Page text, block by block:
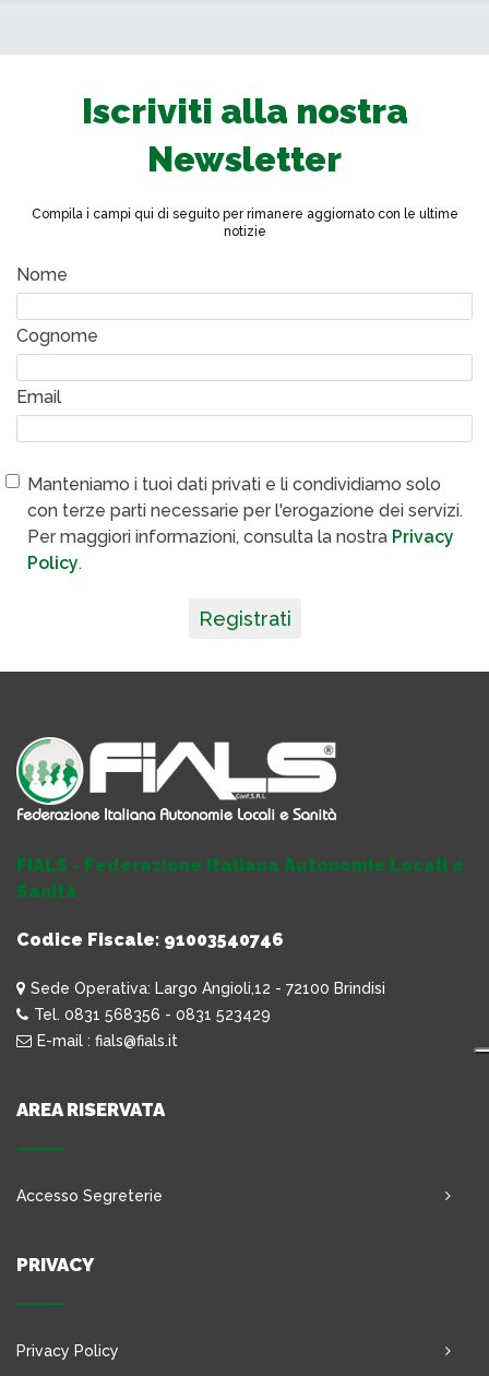
Iscriviti alla nostra
Newsletter
Compila i campi qui di seguito per rimanere aggiornato con le ultime
notizie
Nome
Cognome
Email
Manteniamo i tuoi dati privati e li condividiamo solo
con terze parti necessarie per l'erogazione dei servizi.
Per maggiori informazioni, consulta la nostra Privacy
Policy.
Registrati
FIALS - Federazione Italiana Autonomie Locali e
Sanità
Codice Fiscale: 91003540746
Sede Operativa: Largo Angioli,12 - 72100 Brindisi
Tel. 0831 568356 - 0831 523429
E-mail : fials@fials.it
AREA RISERVATA
Accesso Segreterie
PRIVACY
Privacy Policy